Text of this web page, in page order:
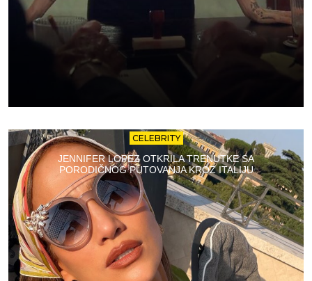
CELEBRITY
JENNIFER LOPEZ OTKRILA TRENUTKE SA
PORODIČNOG PUTOVANJA KROZ ITALIJU